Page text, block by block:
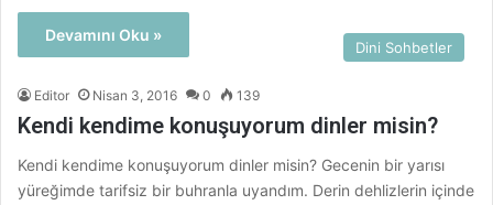
Devamını Oku »
Dini Sohbetler
Editor Nisan 3, 2016 0 139
Kendi kendime konuşuyorum dinler misin?
Kendi kendime konuşuyorum dinler misin? Gecenin bir yarısı
yüreğimde tarifsiz bir buhranla uyandım. Derin dehlizlerin içinde